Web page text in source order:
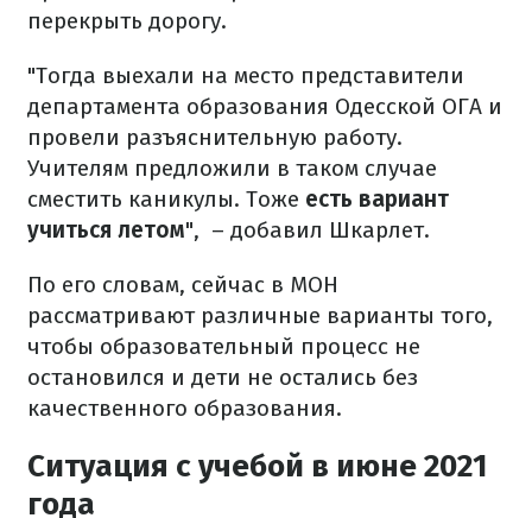
перекрыть дорогу.
"Тогда выехали на место представители
департамента образования Одесской ОГА и
провели разъяснительную работу.
Учителям предложили в таком случае
сместить каникулы. Тоже есть вариант
учиться летом", – добавил Шкарлет.
По его словам, сейчас в МОН
рассматривают различные варианты того,
чтобы образовательный процесс не
остановился и дети не остались без
качественного образования.
Ситуация с учебой в июне 2021
года